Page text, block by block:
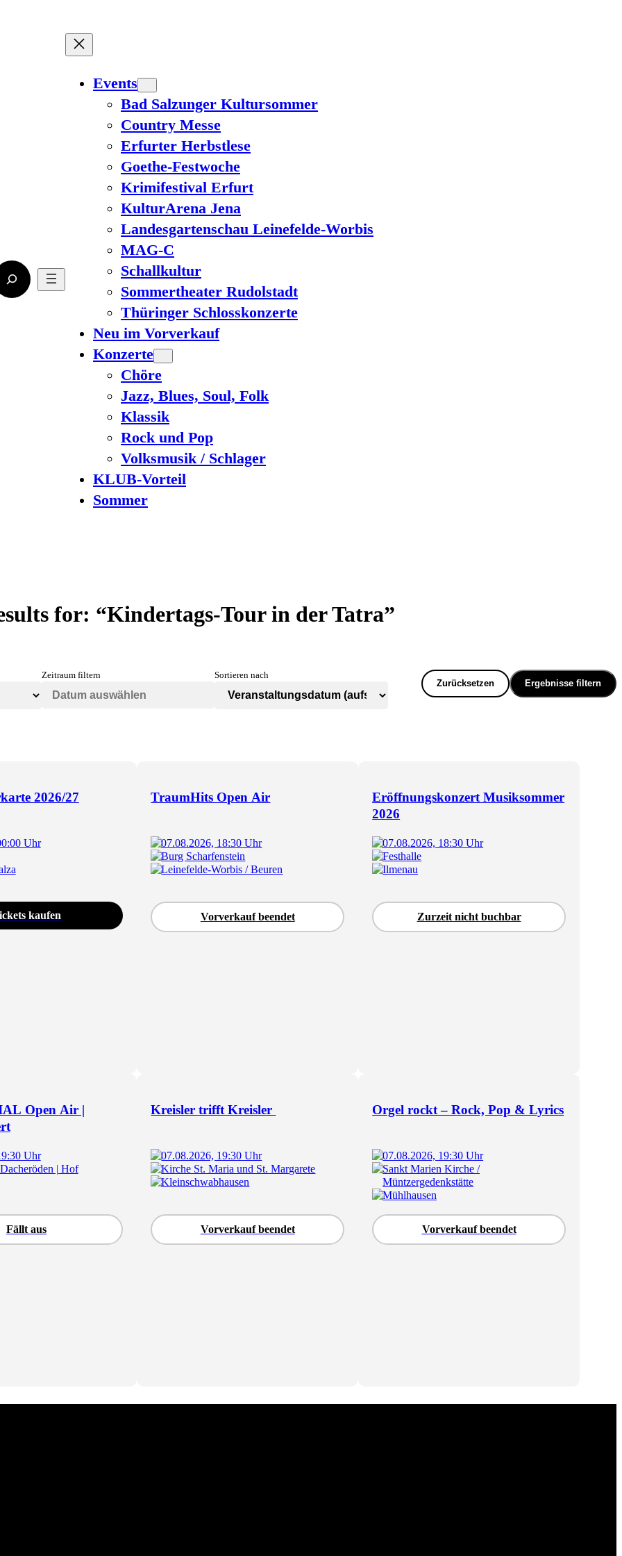
Events
Bad Salzunger Kultursommer
Country Messe
Erfurter Herbstlese
Goethe-Festwoche
Krimifestival Erfurt
KulturArena Jena
Landesgartenschau Leinefelde-Worbis
MAG-C
Schallkultur
Sommertheater Rudolstadt
Thüringer Schlosskonzerte
Neu im Vorverkauf
Konzerte
Chöre
Jazz, Blues, Soul, Folk
Klassik
Rock und Pop
Volksmusik / Schlager
KLUB-Vorteil
Sommer
for: “Kindertags-Tour in der Tatra”
Zeitraum filtern Sortieren nach
Zurücksetzen Ergebnisse filtern
2026/27
Uhr
kaufen
TraumHits Open Air
07.08.2026, 18:30 Uhr
Burg Scharfenstein
Leinefelde-Worbis / Beuren
Vorverkauf beendet
Eröffnungskonzert Musiksommer
2026
07.08.2026, 18:30 Uhr
Festhalle
Ilmenau
Zurzeit nicht buchbar
Open Air |
Uhr
| Hof
Fällt aus
Kreisler trifft Kreisler
07.08.2026, 19:30 Uhr
Kirche St. Maria und St. Margarete
Kleinschwabhausen
Vorverkauf beendet
Orgel rockt – Rock, Pop & Lyrics
07.08.2026, 19:30 Uhr
Sankt Marien Kirche /
Müntzergedenkstätte
Mühlhausen
Vorverkauf beendet